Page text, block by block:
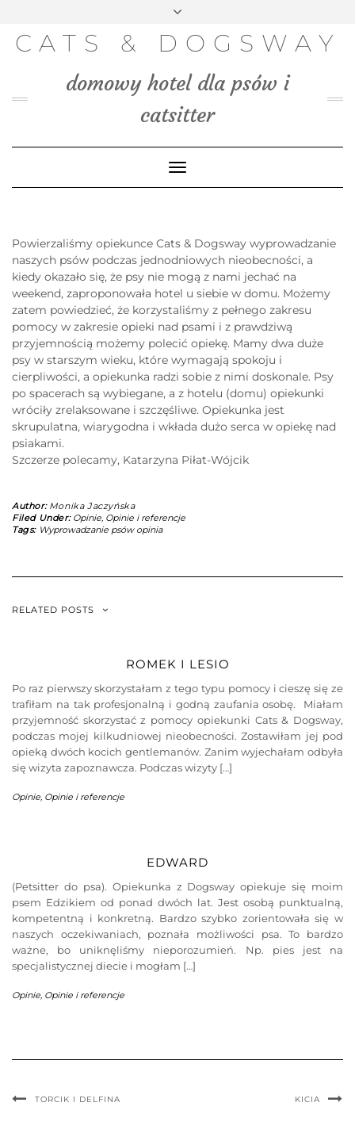
content
MEDIA
KONTAKT
CATS & DOGSWAY
domowy hotel dla psów i
catsitter
Toggle
Navigation
Powierzaliśmy opiekunce Cats & Dogsway wyprowadzanie
naszych psów podczas jednodniowych nieobecności, a
kiedy okazało się, że psy nie mogą z nami jechać na
weekend, zaproponowała hotel u siebie w domu. Możemy
zatem powiedzieć, że korzystaliśmy z pełnego zakresu
pomocy w zakresie opieki nad psami i z prawdziwą
przyjemnością możemy polecić opiekę. Mamy dwa duże
psy w starszym wieku, które wymagają spokoju i
cierpliwości, a opiekunka radzi sobie z nimi doskonale. Psy
po spacerach są wybiegane, a z hotelu (domu) opiekunki
wróciły zrelaksowane i szczęśliwe. Opiekunka jest
skrupulatna, wiarygodna i wkłada dużo serca w opiekę nad
psiakami.
Szczerze polecamy, Katarzyna Piłat-Wójcik
Author: Monika Jaczyńska
Filed Under: Opinie, Opinie i referencje
Tags: Wyprowadzanie psów opinia
RELATED POSTS
ROMEK I LESIO
Po raz pierwszy skorzystałam z tego typu pomocy i cieszę się ze
trafiłam na tak profesjonalną i godną zaufania osobę. Miałam
przyjemność skorzystać z pomocy opiekunki Cats & Dogsway,
podczas mojej kilkudniowej nieobecności. Zostawiłam jej pod
opieką dwóch kocich gentlemanów. Zanim wyjechałam odbyła
się wizyta zapoznawcza. Podczas wizyty […]
Opinie, Opinie i referencje
EDWARD
(Petsitter do psa). Opiekunka z Dogsway opiekuje się moim
psem Edzikiem od ponad dwóch lat. Jest osobą punktualną,
kompetentną i konkretną. Bardzo szybko zorientowała się w
naszych oczekiwaniach, poznała możliwości psa. To bardzo
ważne, bo uniknęliśmy nieporozumień. Np. pies jest na
specjalistycznej diecie i mogłam […]
Opinie, Opinie i referencje
TORCIK I DELFINA KICIA